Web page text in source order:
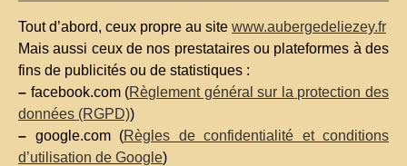
Tout d’abord, ceux propre au site www.aubergedeliezey.fr
Mais aussi ceux de nos prestataires ou plateformes à des
fins de publicités ou de statistiques :
– facebook.com (Règlement général sur la protection des
données (RGPD))
– google.com (Règles de confidentialité et conditions
d’utilisation de Google)